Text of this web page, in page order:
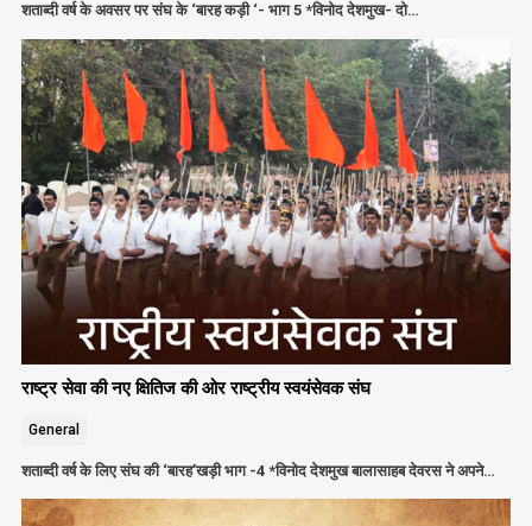
शताब्दी वर्ष के अवसर पर संघ के ‘बारह कड़ी ‘- भाग 5 *विनोद देशमुख- दो…
राष्ट्र सेवा की नए क्षितिज की ओर राष्ट्रीय स्वयंसेवक संघ
General
शताब्दी वर्ष के लिए संघ की ‘बारह’खड़ी भाग -4 *विनोद देशमुख बालासाहब देवरस ने अपने…